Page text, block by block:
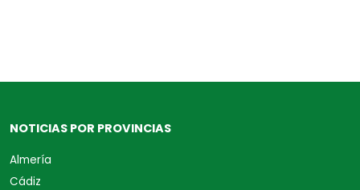
NOTICIAS POR PROVINCIAS
Almería
Cádiz